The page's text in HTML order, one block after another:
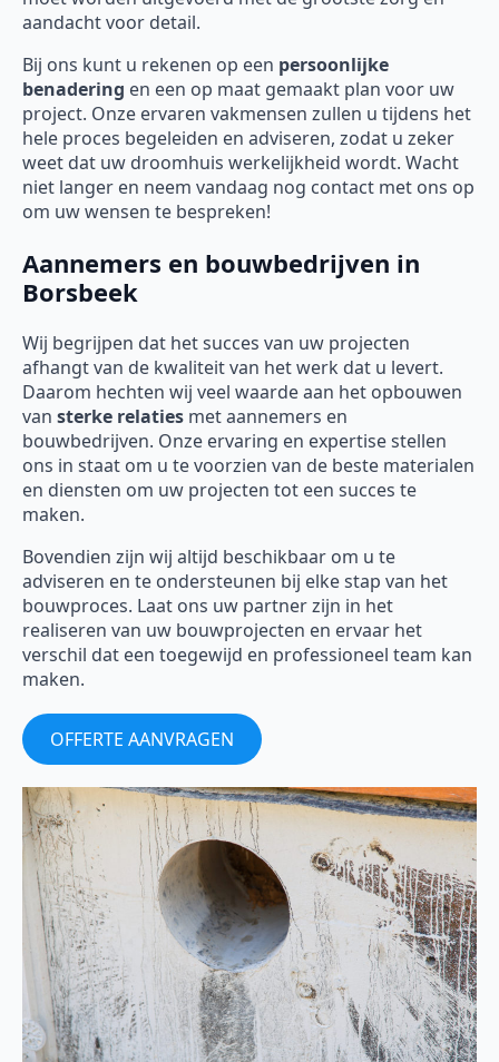
aandacht voor detail.
Bij ons kunt u rekenen op een persoonlijke
benadering en een op maat gemaakt plan voor uw
project. Onze ervaren vakmensen zullen u tijdens het
hele proces begeleiden en adviseren, zodat u zeker
weet dat uw droomhuis werkelijkheid wordt. Wacht
niet langer en neem vandaag nog contact met ons op
om uw wensen te bespreken!
Aannemers en bouwbedrijven in
Borsbeek
Wij begrijpen dat het succes van uw projecten
afhangt van de kwaliteit van het werk dat u levert.
Daarom hechten wij veel waarde aan het opbouwen
van sterke relaties met aannemers en
bouwbedrijven. Onze ervaring en expertise stellen
ons in staat om u te voorzien van de beste materialen
en diensten om uw projecten tot een succes te
maken.
Bovendien zijn wij altijd beschikbaar om u te
adviseren en te ondersteunen bij elke stap van het
bouwproces. Laat ons uw partner zijn in het
realiseren van uw bouwprojecten en ervaar het
verschil dat een toegewijd en professioneel team kan
maken.
OFFERTE AANVRAGEN